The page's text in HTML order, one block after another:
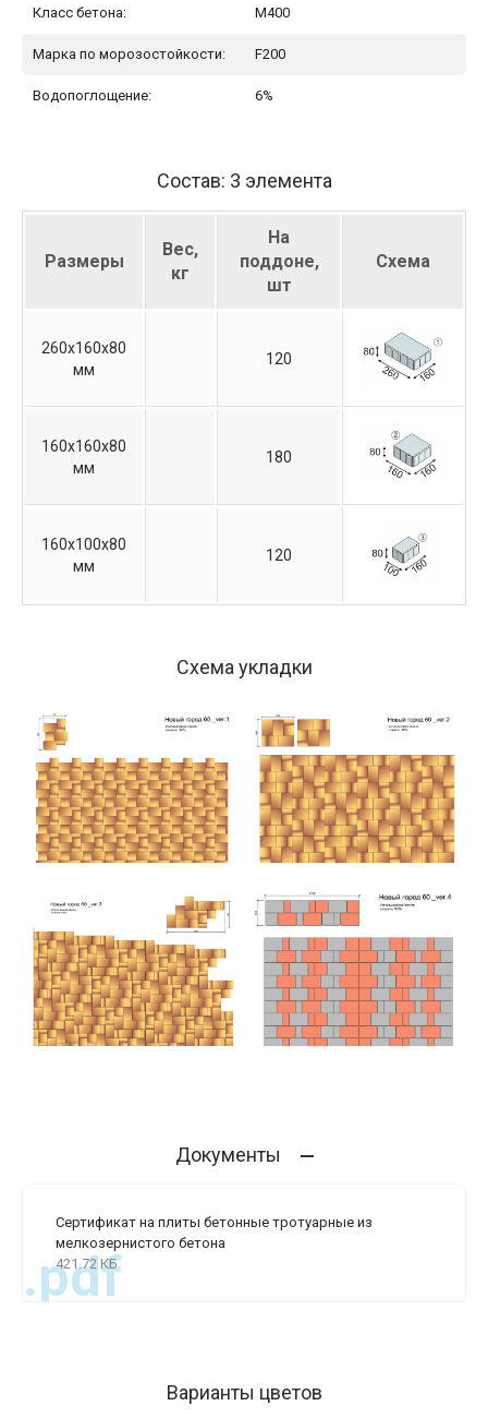
Класс бетона: М400
Марка по морозостойкости: F200
Водопоглощение: 6%
Состав: 3 элемента
Размеры
Вес,
кг
На
поддоне,
шт
Схема
260х160х80
мм
120
160х160х80
мм
180
160х100х80
мм
120
Схема укладки
Документы
Сертификат на плиты бетонные тротуарные из
мелкозернистого бетона
421.72 КБ
.pdf
Варианты цветов